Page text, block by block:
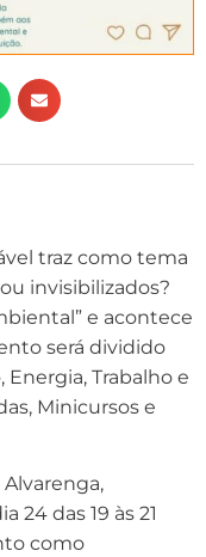
traz como tema
invisibilizados?
e acontece
será dividido
Energia, Trabalho e
Minicursos e
24 das 19 às 21
como